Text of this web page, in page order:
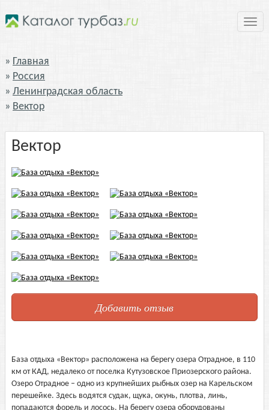
Главная
Россия
Ленинградская область
Вектор
Вектор
Добавить отзыв
База отдыха «Вектор» расположена на берегу озера Отрадное, в 110
км от КАД, недалеко от поселка Кутузовское Приозерского района.
Озеро Отрадное – одно из крупнейших рыбных озер на Карельском
перешейке. Здесь водятся судак, щука, окунь, плотва, линь,
попадаются форель и лосось. На берегу озера оборудованы